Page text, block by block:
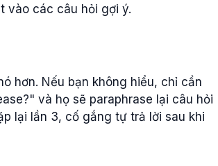
vào các câu hỏi gợi ý.
hơn. Nếu bạn không hiểu, chỉ cần
và họ sẽ paraphrase lại câu hỏi
lại lần 3, cố gắng tự trả lời sau khi